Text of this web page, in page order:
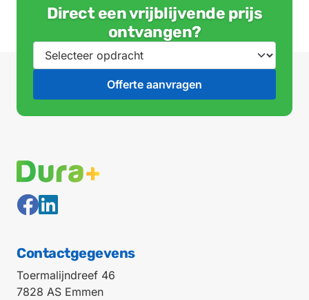
In deze blog leggen we het je
uitgebreid…
Direct een vrijblijvende prijs
ontvangen?
Contactgegevens
Toermalijndreef 46
7828 AS Emmen